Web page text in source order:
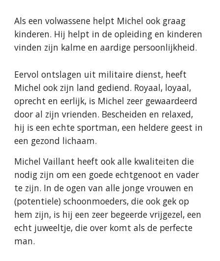
Als een volwassene helpt Michel ook graag
kinderen. Hij helpt in de opleiding en kinderen
vinden zijn kalme en aardige persoonlijkheid.
Eervol ontslagen uit militaire dienst, heeft
Michel ook zijn land gediend. Royaal, loyaal,
oprecht en eerlijk, is Michel zeer gewaardeerd
door al zijn vrienden. Bescheiden en relaxed,
hij is een echte sportman, een heldere geest in
een gezond lichaam.
Michel Vaillant heeft ook alle kwaliteiten die
nodig zijn om een goede echtgenoot en vader
te zijn. In de ogen van alle jonge vrouwen en
(potentiele) schoonmoeders, die ook gek op
hem zijn, is hij een zeer begeerde vrijgezel, een
echt juweeltje, die over komt als de perfecte
man.